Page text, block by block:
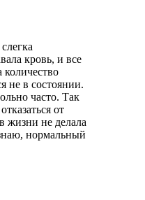
кровь, и все
не в состоянии.
часто. Так
от
жизни не делала
нормальный